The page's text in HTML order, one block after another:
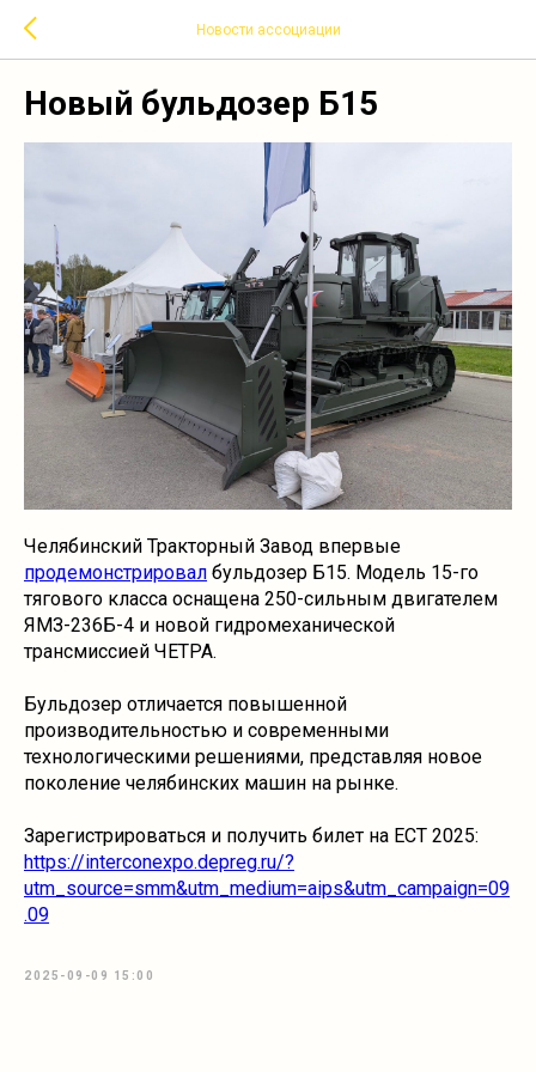
Новости ассоциации
Новый бульдозер Б15
Челябинский Тракторный Завод впервые
продемонстрировал бульдозер Б15. Модель 15-го
тягового класса оснащена 250-сильным двигателем
ЯМЗ-236Б-4 и новой гидромеханической
трансмиссией ЧЕТРА.
Бульдозер отличается повышенной
производительностью и современными
технологическими решениями, представляя новое
поколение челябинских машин на рынке.
Зарегистрироваться и получить билет на ECT 2025:
https://interconexpo.depreg.ru/?
utm_source=smm&utm_medium=aips&utm_campaign=09
.09
2025-09-09 15:00